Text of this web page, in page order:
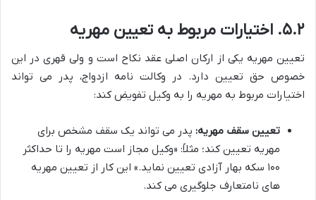
۵.۲. اختیارات مربوط به تعیین مهریه
تعیین مهریه یکی از ارکان اصلی عقد نکاح است و ولی قهری در این
خصوص حق تعیین دارد. در وکالت نامه ازدواج، پدر می تواند
اختیارات مربوط به مهریه را به وکیل تفویض کند:
تعیین سقف مهریه: پدر می تواند یک سقف مشخص برای
مهریه تعیین کند؛ مثلاً: «وکیل مجاز است مهریه را تا حداکثر
۱۰۰ سکه بهار آزادی تعیین نماید.» این کار از تعیین مهریه
های نامتعارف جلوگیری می کند.